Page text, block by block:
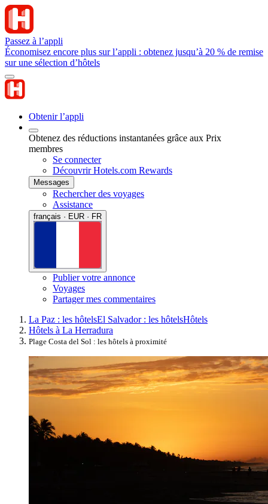
Passez à l’appli
Économisez encore plus sur l’appli : obtenez jusqu’à 20 % de remise
sur une sélection d’hôtels
Obtenir l’appli
Obtenez des réductions instantanées grâce aux Prix
membres
Se connecter
Découvrir Hotels.com Rewards
Messages
Rechercher des voyages
Assistance
français · EUR · FR
Publier votre annonce
Voyages
Partager mes commentaires
La Paz : les hôtelsEl Salvador : les hôtelsHôtels
Hôtels à La Herradura
Plage Costa del Sol : les hôtels à proximité